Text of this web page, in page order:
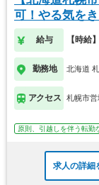
可！やる気を
給与 【時給
勤務地 北海道
アクセス 札幌市
原則、引越しを伴う転勤
求人の詳細